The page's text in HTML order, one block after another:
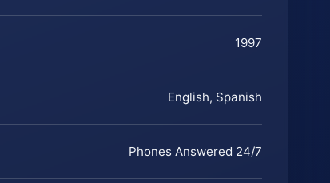
1997
English, Spanish
Phones Answered 24/7